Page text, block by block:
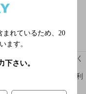
場合があります。詳しく
はお客様のご判断でご利
れているため、 20
ます。
下さい。